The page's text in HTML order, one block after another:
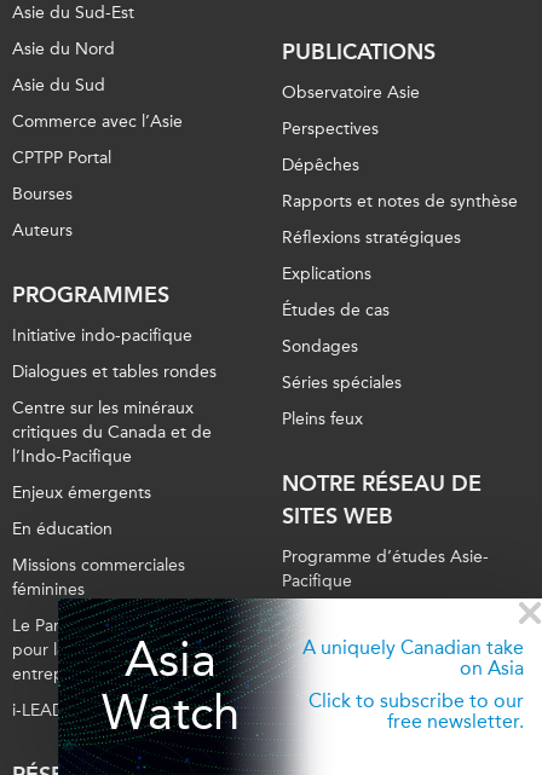
Asia
Watch
A uniquely Canadian take
on Asia
Click to subscribe to our
free newsletter.
Asie du Sud-Est
Asie du Nord
Asie du Sud
Commerce avec l’Asie
CPTPP Portal
Bourses
Auteurs
PROGRAMMES
Initiative indo-pacifique
Dialogues et tables rondes
Centre sur les minéraux
critiques du Canada et de
l’Indo-Pacifique
Enjeux émergents
En éducation
Missions commerciales
féminines
Le Partenariat APEC-Canada
pour la croissance des
entreprises
i-LEAD
PUBLICATIONS
Observatoire Asie
Perspectives
Dépêches
Rapports et notes de synthèse
Réflexions stratégiques
Explications
Études de cas
Sondages
Séries spéciales
Pleins feux
NOTRE RÉSEAU DE
SITES WEB
Programme d’études Asie-
Pacifique
Investment Monitor
Projet APEC-Canada pour
l’expansion du partenariat des
entreprises